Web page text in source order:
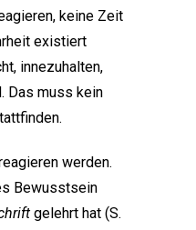
keine Zeit
existiert
innezuhalten,
Das muss kein
werden.
Bewusstsein
gelehrt hat (S.